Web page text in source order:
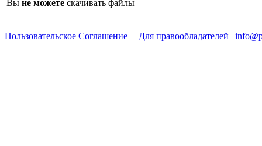
Вы не можете скачивать файлы
Пользовательское Соглашение | Для правообладателей |